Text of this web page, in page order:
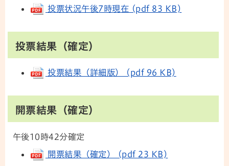
投票状況午後7時現在 (pdf 83 KB)
投票結果（確定）
投票結果（詳細版） (pdf 96 KB)
開票結果（確定）
午後10時42分確定
開票結果（確定） (pdf 23 KB)